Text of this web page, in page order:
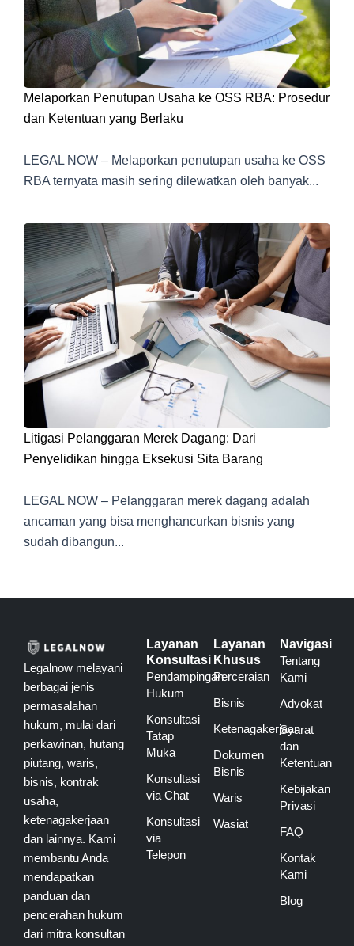
Melaporkan Penutupan Usaha ke OSS RBA: Prosedur
dan Ketentuan yang Berlaku
LEGAL NOW – Melaporkan penutupan usaha ke OSS
RBA ternyata masih sering dilewatkan oleh banyak...
Litigasi Pelanggaran Merek Dagang: Dari
Penyelidikan hingga Eksekusi Sita Barang
LEGAL NOW – Pelanggaran merek dagang adalah
ancaman yang bisa menghancurkan bisnis yang
sudah dibangun...
Legalnow melayani
berbagai jenis
permasalahan
hukum, mulai dari
perkawinan, hutang
piutang, waris,
bisnis, kontrak
usaha,
ketenagakerjaan
dan lainnya. Kami
membantu Anda
mendapatkan
panduan dan
pencerahan hukum
dari mitra konsultan
Layanan
Konsultasi
Pendampingan
Hukum
Konsultasi
Tatap
Muka
Konsultasi
via Chat
Konsultasi
via
Telepon
Layanan
Khusus
Perceraian
Bisnis
Ketenagakerjaan
Dokumen
Bisnis
Waris
Wasiat
Navigasi
Tentang
Kami
Advokat
Syarat
dan
Ketentuan
Kebijakan
Privasi
FAQ
Kontak
Kami
Blog